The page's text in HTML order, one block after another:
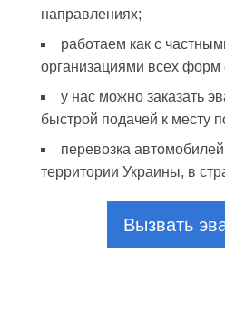
направлениях;
работаем как с
организациями всех форм
у нас можно заказать
быстрой подачей к месту
перевозка
территории Украины, в
Вызвать